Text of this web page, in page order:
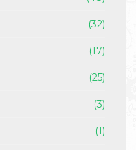
(32)
(17)
(25)
(3)
(1)